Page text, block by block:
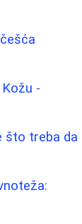
-
što treba da